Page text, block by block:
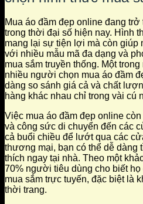
Mua áo đầm đẹp online đang
trong thời đại số hiện nay. Hình
mang lại sự tiện lợi mà còn giúp
với nhiều mẫu mã đa dạng và
mua sắm truyền thống. Một
nhiều người chọn mua áo đầm
dàng so sánh giá cả và chất
hàng khác nhau chỉ trong vài cú
Việc mua áo đầm đẹp online
và công sức di chuyển đến các
cả buổi chiều để lướt qua các
thương mại, bạn có thể dễ dàng
thích ngay tại nhà. Theo một
70% người tiêu dùng cho biết
mua sắm trực tuyến, đặc biệt là
thời trang.